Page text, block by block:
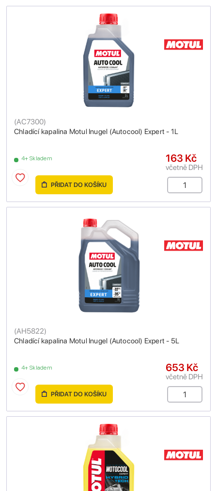
Chladící kapalina Motul Inugel (Autocool) Expert - 1L
(AC7300)
4+ Skladem 163 Kč
včetně DPH
PŘIDAT DO KOŠÍKU
Chladící kapalina Motul Inugel (Autocool) Expert - 5L
(AH5822)
4+ Skladem 653 Kč
včetně DPH
PŘIDAT DO KOŠÍKU